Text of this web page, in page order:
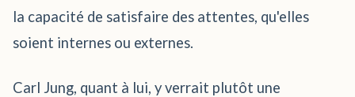
la capacité de satisfaire des attentes, qu'elles
soient internes ou externes.
Carl Jung, quant à lui, y verrait plutôt une